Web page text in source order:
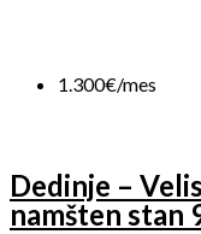
1.300€/mes
Dedinje –
namšten stan